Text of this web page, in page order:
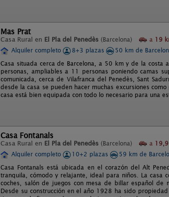
Mas Prat
Casa Rural en El Pla del Penedès (Barcelona) a 19
Alquiler completo
8+3 plazas
50 km de
Casa situada cerca de Barcelona, a 50 km y de la
personas, ampliables a 11 personas poniendo camas
comunicada, cerca de Vilafranca del Penedès, Sant
desde la casa se pueden hacer muchas excursiones
casa está bien equipada con todo lo necesario para una
Casa Fontanals
Casa Rural en El Pla del Penedès (Barcelona) a
Alquiler completo
10+2 plazas
59 km de
Casa Fontanals está ubicada en el corazón del Alt
tranquila, cómodo y relajante, ideal para niños. La
coches, salón de juegos con mesa de billar español
Desde su construcción en el año 1928 ha sido